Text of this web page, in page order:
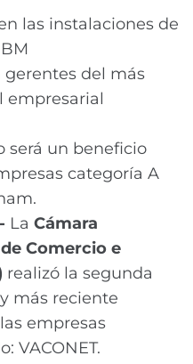
las instalaciones de
gerentes del más
empresarial
será un beneficio
categoría A
La Cámara
Comercio e
realizó la segunda
más reciente
empresas
VACONET.